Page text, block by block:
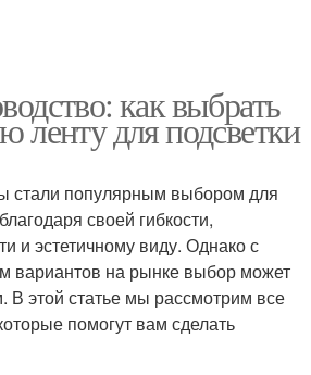
как выбрать
ленту для подсветки
стали популярным выбором для
своей гибкости,
и эстетичному виду. Однако с
вариантов на рынке выбор может
В этой статье мы рассмотрим все
помогут вам сделать